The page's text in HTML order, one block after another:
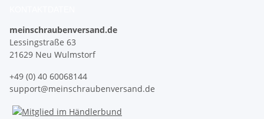
meinschraubenversand.de
Lessingstraße 63
21629 Neu Wulmstorf
+49 (0) 40 60068144
support@meinschraubenversand.de